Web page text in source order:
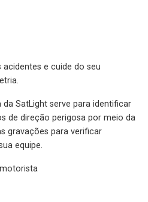
acidentes e cuide do seu
SatLight serve para identificar
de direção perigosa por meio da
gravações para verificar
equipe.